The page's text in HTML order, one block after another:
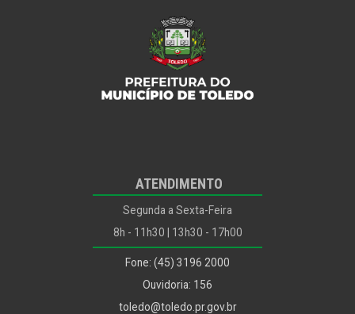
ATENDIMENTO
Segunda a Sexta-Feira
8h - 11h30 | 13h30 - 17h00
Fone: (45) 3196 2000
Ouvidoria: 156
toledo@toledo.pr.gov.br